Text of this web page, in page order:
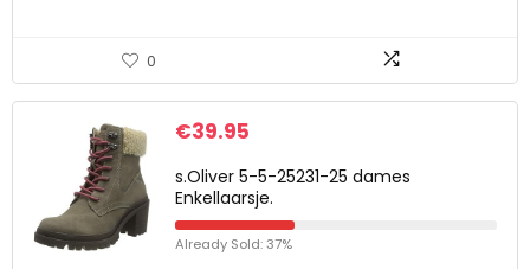
0
€39.95
s.Oliver 5-5-25231-25 dames
Enkellaarsje.
Already Sold: 37%